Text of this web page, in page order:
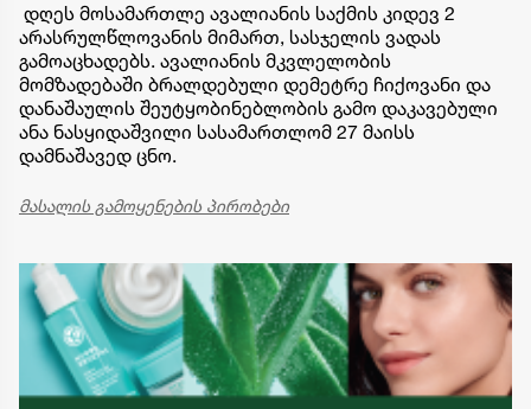
დღეს მოსამართლე ავალიანის საქმის კიდევ 2
არასრულწლოვანის მიმართ, სასჯელის ვადას
გამოაცხადებს. ავალიანის მკვლელობის
მომზადებაში ბრალდებული დემეტრე ჩიქოვანი და
დანაშაულის შეუტყობინებლობის გამო დაკავებული
ანა ნასყიდაშვილი სასამართლომ 27 მაისს
დამნაშავედ ცნო.
მასალის გამოყენების პირობები